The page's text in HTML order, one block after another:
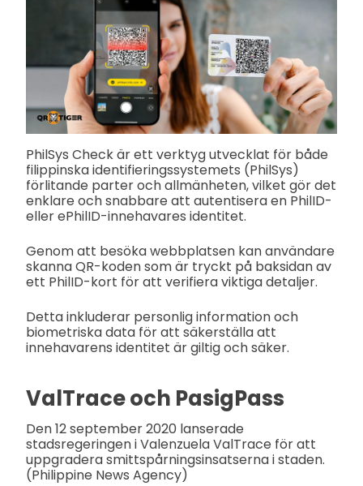
PhilSys Check är ett verktyg utvecklat för både
filippinska identifieringssystemets (PhilSys)
förlitande parter och allmänheten, vilket gör det
enklare och snabbare att autentisera en PhilID-
eller ePhilID-innehavares identitet.
Genom att besöka webbplatsen kan användare
skanna QR-koden som är tryckt på baksidan av
ett PhilID-kort för att verifiera viktiga detaljer.
Detta inkluderar personlig information och
biometriska data för att säkerställa att
innehavarens identitet är giltig och säker.
ValTrace och PasigPass
Den 12 september 2020 lanserade
stadsregeringen i Valenzuela ValTrace för att
uppgradera smittspårningsinsatserna i staden.
(Philippine News Agency)